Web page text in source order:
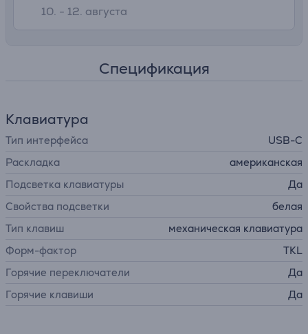
10. - 12. августа
Спецификация
Клавиатура
Тип интерфейса
USB-C
Раскладка
американская
Подсветка клавиатуры
Да
Свойства подсветки
белая
Тип клавиш
механическая клавиатура
Форм-фактор
TKL
Горячие переключатели
Да
Горячие клавиши
Да